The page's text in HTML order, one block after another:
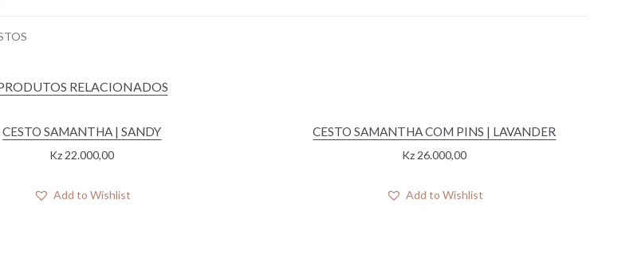
RELACIONADOS
CESTO SAMANTHA | SANDY
Kz 22.000,00
Add to Wishlist
CESTO SAMANTHA COM PINS | LAVANDER
Kz 26.000,00
Add to Wishlist